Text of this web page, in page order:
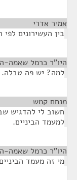
אמיר אדרי
בין העשירונים
היו"ר כרמל שאמה-
למה? יש פה טבלה.
מנחם קמש
חשוב לי להדגיש
למעמד הביניים.
היו"ר כרמל שאמה-
מי זה מעמד